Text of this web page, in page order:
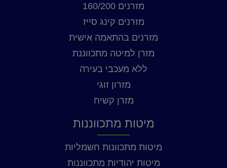
מזרנים 160/200
מזרנים קינג סייז
מזרנים בהתאמה אישית
מזרן למיטה מתכווננת
ללא מעכבי בעירה
מזרון זוגי
מזרן קשיח
מיטות מתכווננות
מיטות מתכוונות חשמליות
מיטות יהודיות מתכווננות